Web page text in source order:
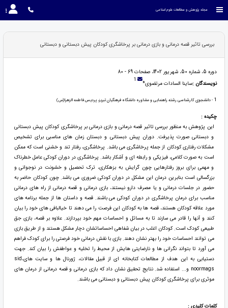
مجله پژوهش و مطالعات علوم اسلامی
بررسی تاثیر قصه درمانی و بازی درمانی بر پرخاشگری کودکان پیش دبستانی و دبستانی
دوره 5، شماره 50، شهریور 1402، صفحات 69 - 80
نویسندگان :ساینا السادات مرتضوی* 1
1 - دانشجوی کارشناسی رشته راهنمایی و مشاوره دانشگاه فرهنگیان تبریز، پردیس فاطمه الزهرا(س)
چکیده :
این پژوهش به منظور بررسی تاثیر قصه درمانی و بازی درمانی بر پرخاشگری کودکان پیش دبستانی
و دبستانی صورت پذیرفت. دوران پیش دبستانی و دبستان زمان های مناسبی برای تشخیص
مشکلات رفتاری کودکان از جمله پرخاشگری می باشد. پرخاشگری، رفتار تند و خشنی است که ممکن
است به صورت کلامی، فیزیکی و رابطه ای و آشکار باشد. پرخاشگری در دوران کودکی عامل خطرناک
و مهمی برای بروز رفتارهایی چون گرایش به بزهکاری، ترک تحصیل و خشونت در نوجوانی و
بزرگسالی است بنابرین درمان این مشکل در دوران کودکی ضروری می باشد. چون کودکان حاضر به
حضور در جلسات درمانی و یا مصرف دارو نیستند، بازی درمانی و قصه درمانی از راه های درمانی
مناسب برای درمان پرخاشگری در دوران کودکی می باشند. قصه و داستان ها از جمله برنامه های
مورد علاقه کودکان هستند، قصه ها به کودکان این فرصت را می دهند تا خیالبافی های خود را بیان
کنند و آنها را قادر می سازند تا به مسائل و احساسات مهم خود بپردازند. علاوه بر قصه، بازی جق
طبیعی کودک است. کودکان اغلب در بیان شفاهی احساساتشان دچار مشکل هستند و از طریق بازی
می توانند احساسات خود را بهتر نشان دهند. بازی با نقش درمانی خود فرصتی را برای کودک فراهم
می آورد تا بتواند نگرانی ها و نارضایتی هایش از محیط را تخلیه و عواطفش را بیان کند. جهت
دستیابی به این هدف از مطالعات کتابخانه ای از قبیل مقالات، ژورنال ها و سایت هایsid،
noormags و... استفاده شد. نتایج تحقیق نشان داد که بازی درمانی و قصه درمانی از درمان های
موثری برای پرخاشگری کودکان پیش دبستانی و دبستانی می باشند.
کلمات کلیدی :